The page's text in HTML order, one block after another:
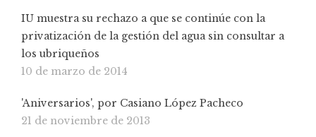
IU muestra su rechazo a que se continúe con la
privatización de la gestión del agua sin consultar a
los ubriqueños
10 de marzo de 2014
'Aniversarios', por Casiano López Pacheco
21 de noviembre de 2013